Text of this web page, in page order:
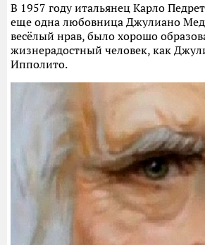
В 1957 году итальянец Карло
еще одна любовница Джулиано
весёлый нрав, было хорошо
жизнерадостный человек, как
Ипполито.